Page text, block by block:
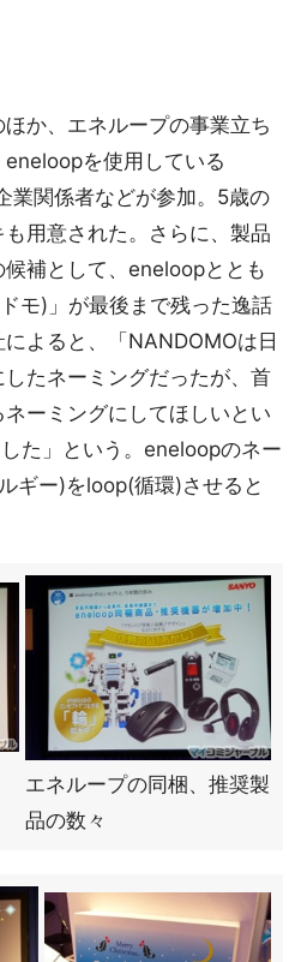
か、エネループの事業立ち
を使用している
業関係者などが参加。5歳の
用意された。さらに、製品
補として、eneloopととも
モ)」が最後まで残った逸話
よると、「NANDOMOは日
たネーミングだったが、首
ーミングにしてほしいとい
た」という。eneloopのネー
ギー)をloop(循環)させると
エネループの同梱、推奨製
品の数々